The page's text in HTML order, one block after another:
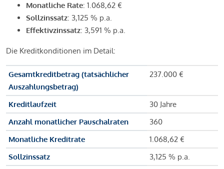
Monatliche Rate: 1.068,62 €
Sollzinssatz: 3,125 % p.a.
Effektivzinssatz: 3,591 % p.a.
Die Kreditkonditionen im Detail:
Gesamtkreditbetrag (tatsächlicher
Auszahlungsbetrag)
237.000 €
Kreditlaufzeit
30 Jahre
Anzahl monatlicher Pauschalraten
360
Monatliche Kreditrate
1.068,62 €
Sollzinssatz
3,125 % p.a.